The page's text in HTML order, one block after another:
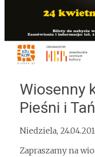
Wiosenny
Pieśni i
Niedziela,
Zapraszamy na